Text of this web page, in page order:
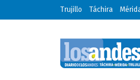
Trujillo Táchira